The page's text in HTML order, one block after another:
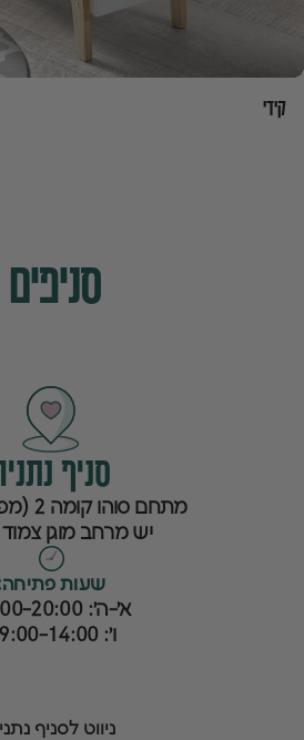
קידי
סניפים
סניף
מתחם סוהו קומה 2 (מפי 5, נתניה)
יש מרחב מוגן
שעות
א׳-ה׳: 10:00-20:00
ו׳: 09:00-14:00
ניווט לסניף